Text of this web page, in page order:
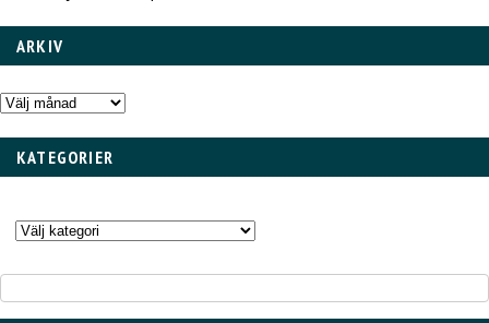
ARKIV
Arkiv
KATEGORIER
Kategorier